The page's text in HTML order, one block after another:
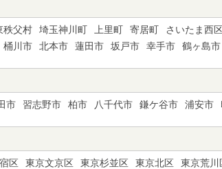
秩父村 埼玉神川町 上里町 寄居町 さいたま西
桶川市 北本市 蓮田市 坂戸市 幸手市 鶴ヶ島市
市 習志野市 柏市 八千代市 鎌ケ谷市 浦安市
区 東京文京区 東京杉並区 東京北区 東京荒川